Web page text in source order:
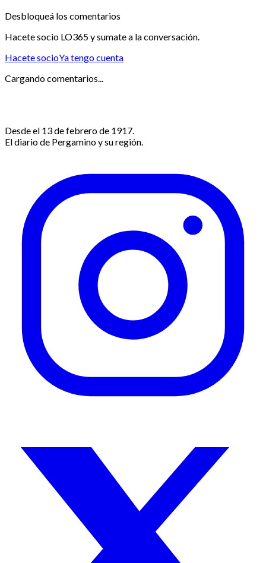
Desbloqueá los comentarios
Hacete socio LO365 y sumate a la conversación.
Hacete socioYa tengo cuenta
Cargando comentarios...
Desde el 13 de febrero de 1917.
El diario de Pergamino y su región.